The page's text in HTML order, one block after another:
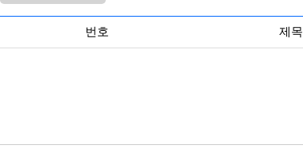
번호 제목